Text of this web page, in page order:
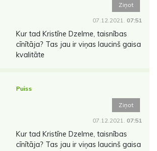
Ziņot
07.12.2021. 07:51
Kur tad Kristīne Dzelme, taisnības
cīnītāja? Tas jau ir viņas laucinš gaisa
kvalitāte
Puiss
Ziņot
07.12.2021. 07:51
Kur tad Kristīne Dzelme, taisnības
cīnītāja? Tas jau ir viņas laucinš gaisa